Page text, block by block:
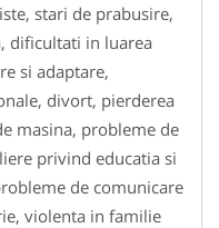
stari de prabusire,
dificultati in luarea
si adaptare,
divort, pierderea
masina, probleme de
privind educatia si
de comunicare
violenta in familie